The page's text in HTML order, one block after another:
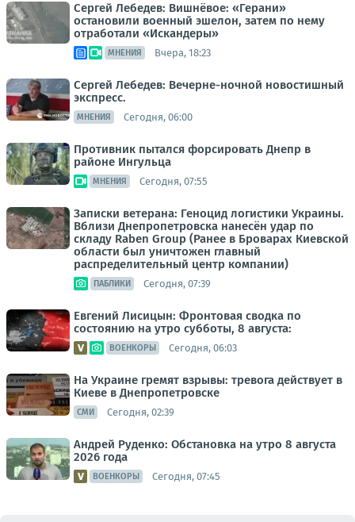
Сергей Лебедев: Вишнёвое: «Герани»
остановили военный эшелон, затем по нему
отработали «Искандеры»
МНЕНИЯ Вчера, 18:23
Сергей Лебедев: Вечерне-ночной новостишный
экспресс.
МНЕНИЯ Сегодня, 06:00
Противник пытался форсировать Днепр в
районе Ингульца
МНЕНИЯ Сегодня, 07:55
Записки ветерана: Геноцид логистики Украины.
Вблизи Днепропетровска нанесён удар по
складу Raben Group (Ранее в Броварах Киевской
области был уничтожен главный
распределительный центр компании)
ПАБЛИКИ Сегодня, 07:39
Евгений Лисицын: Фронтовая сводка по
состоянию на утро субботы, 8 августа:
ВОЕНКОРЫ Сегодня, 06:03
На Украине гремят взрывы: тревога действует в
Киеве в Днепропетровске
СМИ Сегодня, 02:39
Андрей Руденко: Обстановка на утро 8 августа
2026 года
ВОЕНКОРЫ Сегодня, 07:45